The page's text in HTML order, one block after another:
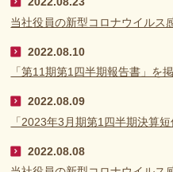
当社役員の新型コロナウイルス
2022.08.10
「第11期第1四半期報告書」を
2022.08.09
「2023年3月期第1四半期決算
2022.08.08